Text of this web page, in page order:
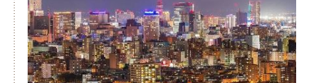
Aan het einde van de reis bereik je het dynamisch Tokyo.
Hier worden traditionele buurten met heerlijke restaurants
afgewisseld, evenals met moderne gebouwen en keizerlijke
tempels. Een bezoek aan de grootste visafslag ter wereld
mag zeker niet ontbreken!